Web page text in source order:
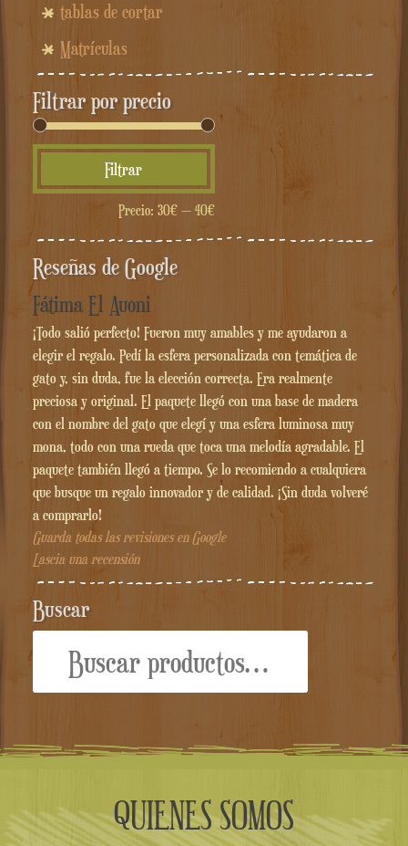
tablas de cortar
Matrículas
Filtrar por precio
mínimo
máximo
Filtrar
Precio: 30€— 40€
Reseñas de Google
Fátima El Auoni
¡Todo salió perfecto! Fueron muy amables y me ayudaron a
elegir el regalo. Pedí la esfera personalizada con temática de
gato y, sin duda, fue la elección correcta. Era realmente
preciosa y original. El paquete llegó con una base de madera
con el nombre del gato que elegí y una esfera luminosa muy
mona, todo con una rueda que toca una melodía agradable. El
paquete también llegó a tiempo. Se lo recomiendo a cualquiera
que busque un regalo innovador y de calidad. ¡Sin duda volveré
a comprarlo!
Guarda todas las revisiones en Google
Lascia una recensión
Buscar
QUIENES SOMOS